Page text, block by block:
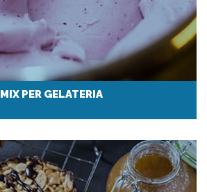
MIX PER GELATERIA